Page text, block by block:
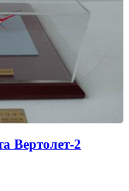
Вертолет-2